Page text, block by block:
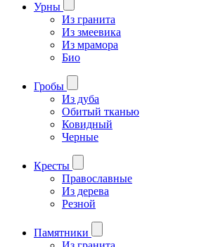
Урны
Из гранита
Из змеевика
Из мрамора
Био
Гробы
Из дуба
Обитый тканью
Ковидный
Черные
Кресты
Православные
Из дерева
Резной
Памятники